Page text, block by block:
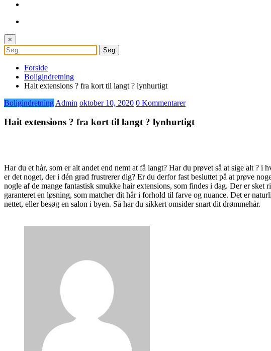
×
Forside
Boligindretning
Hait extensions ? fra kort til langt ? lynhurtigt
Boligindretning Admin oktober 10, 2020 0 Kommentarer
Hait extensions ? fra kort til langt ? lynhurtigt
Har du et hår, som er alt andet end nemt at få langt? Har du prøvet så at sige alt
er det noget, der i dén grad frustrerer dig? Er du derfor fast besluttet på at prøve
nogle af de mange fantastisk smukke hair extensions, som findes i dag. Der er
garanteret en løsning, som matcher dit hår i forhold til farve og nuance. Det er
nettet, eller besøg en salon i byen. Så har du sikkert omsider snart dit drømmehår.